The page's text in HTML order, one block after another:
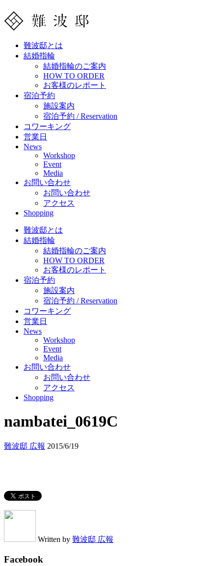
難波邸とは
結婚指輪
結婚指輪のご案内
HOW TO ORDER
お客様のレポート
宿泊予約
施設案内
宿泊予約 / Reservation
コワーキング
営業日
News
Workshop
Event
Media
お問い合わせ
お問い合わせ
アクセス
Shopping
難波邸とは
結婚指輪
結婚指輪のご案内
HOW TO ORDER
お客様のレポート
宿泊予約
施設案内
宿泊予約 / Reservation
コワーキング
営業日
News
Workshop
Event
Media
お問い合わせ
お問い合わせ
アクセス
Shopping
nambatei_0619C
難波邸 広報 2015/6/19
Written by 難波邸 広報
Facebook